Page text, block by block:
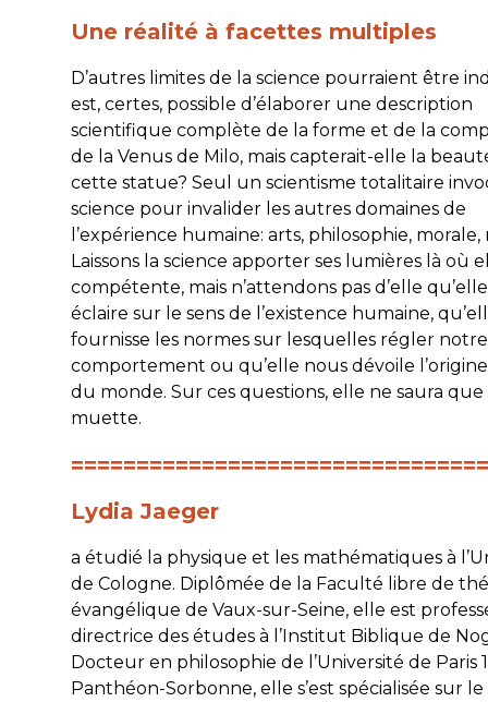
Une réalité à facettes multiples
D’autres limites de la science pourraient être
est, certes, possible d’élaborer une description
scientifique complète de la forme et de la
de la Venus de Milo, mais capterait-elle la
cette statue? Seul un scientisme totalitaire
science pour invalider les autres domaines de
l’expérience humaine: arts, philosophie,
Laissons la science apporter ses lumières là où
compétente, mais n’attendons pas d’elle
éclaire sur le sens de l’existence humaine,
fournisse les normes sur lesquelles régler notre
comportement ou qu’elle nous dévoile
du monde. Sur ces questions, elle ne saura
muette.
Lydia Jaeger
a étudié la physique et les mathématiques à
de Cologne. Diplômée de la Faculté libre de
évangélique de Vaux-sur-Seine, elle est
directrice des études à l’Institut Biblique de
Docteur en philosophie de l’Université de Paris 1
Panthéon-Sorbonne, elle s’est spécialisée sur